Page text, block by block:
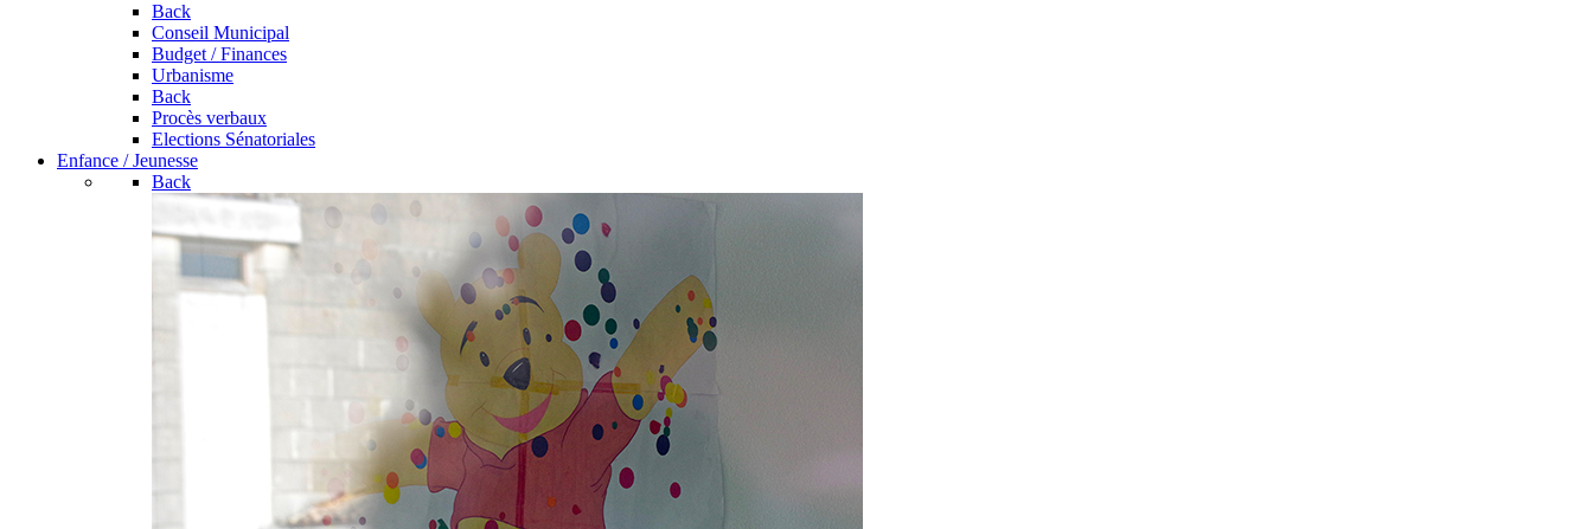
Back
Conseil Municipal
Budget / Finances
Urbanisme
Back
Procès verbaux
Elections Sénatoriales
Enfance / Jeunesse
Back